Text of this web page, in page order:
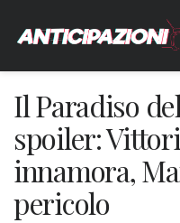
Il Paradiso
spoiler:
innamora,
pericolo